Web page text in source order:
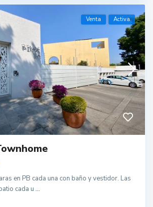
Venta Activa
en PB cada una con baño y vestidor. Las
cada u ...